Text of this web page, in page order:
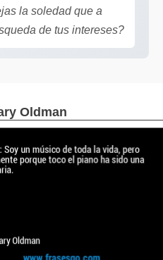
la soledad que a
de tus intereses?
Oldman